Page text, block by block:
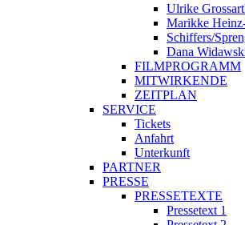
Ulrike
Marikke
Schiffers/
Dana
FILMPROGRAMM
MITWIRKENDE
ZEITPLAN
SERVICE
Tickets
Anfahrt
Unterkunft
PARTNER
PRESSE
PRESSETEXTE
Pressetext 1